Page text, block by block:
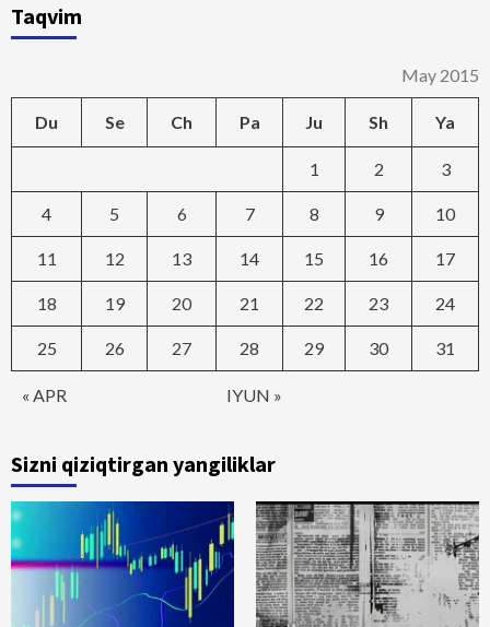
Taqvim
May 2015
Du Se Ch Pa Ju Sh Ya
« APR IYUN »
1 2 3
4 5 6 7 8 9 10
11 12 13 14 15 16 17
18 19 20 21 22 23 24
25 26 27 28 29 30 31
Sizni qiziqtirgan yangiliklar